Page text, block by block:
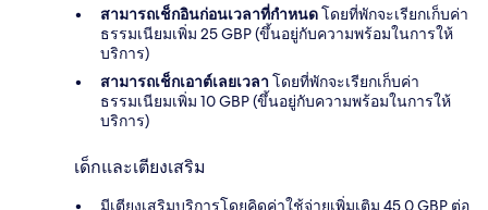
สามารถเช็กอินก่อนเวลาที่กำหนดโดยที่พักจะเรียกเก็บค่า
ธรรมเนียมเพิ่ม 25 GBP (ขึ้นอยู่กับความพร้อมในการให้
บริการ)
สามารถเช็กเอาต์เลยเวลา โดยที่พักจะเรียกเก็บค่า
ธรรมเนียมเพิ่ม 10 GBP (ขึ้นอยู่กับความพร้อมในการให้
บริการ)
เด็กและเตียงเสริม
มีเตียงเสริมบริการโดยคิดค่าใช้จ่ายเพิ่มเติม 45.0 GBP ต่อ